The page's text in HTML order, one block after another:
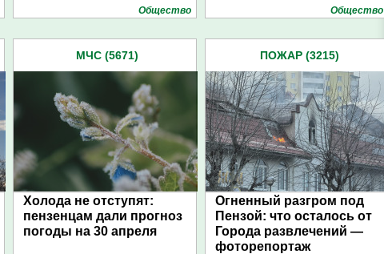
Общество Общество
МЧС (5671)
Холода не отступят:
пензенцам дали прогноз
погоды на 30 апреля
ПОЖАР (3215)
Огненный разгром под
Пензой: что осталось от
Города развлечений —
фоторепортаж